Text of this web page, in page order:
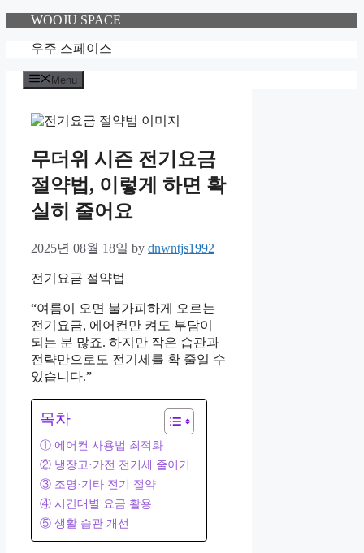
content
WOOJU SPACE
우주 스페이스
Menu
무더위 시즌 전기요금
절약법, 이렇게 하면 확
실히 줄어요
2025년 08월 18일 by dnwntjs1992
전기요금 절약법
“여름이 오면 불가피하게 오르는
전기요금, 에어컨만 켜도 부담이
되는 분 많죠. 하지만 작은 습관과
전략만으로도 전기세를 확 줄일 수
있습니다.”
목차
① 에어컨 사용법 최적화
② 냉장고·가전 전기세 줄이기
③ 조명·기타 전기 절약
④ 시간대별 요금 활용
⑤ 생활 습관 개선